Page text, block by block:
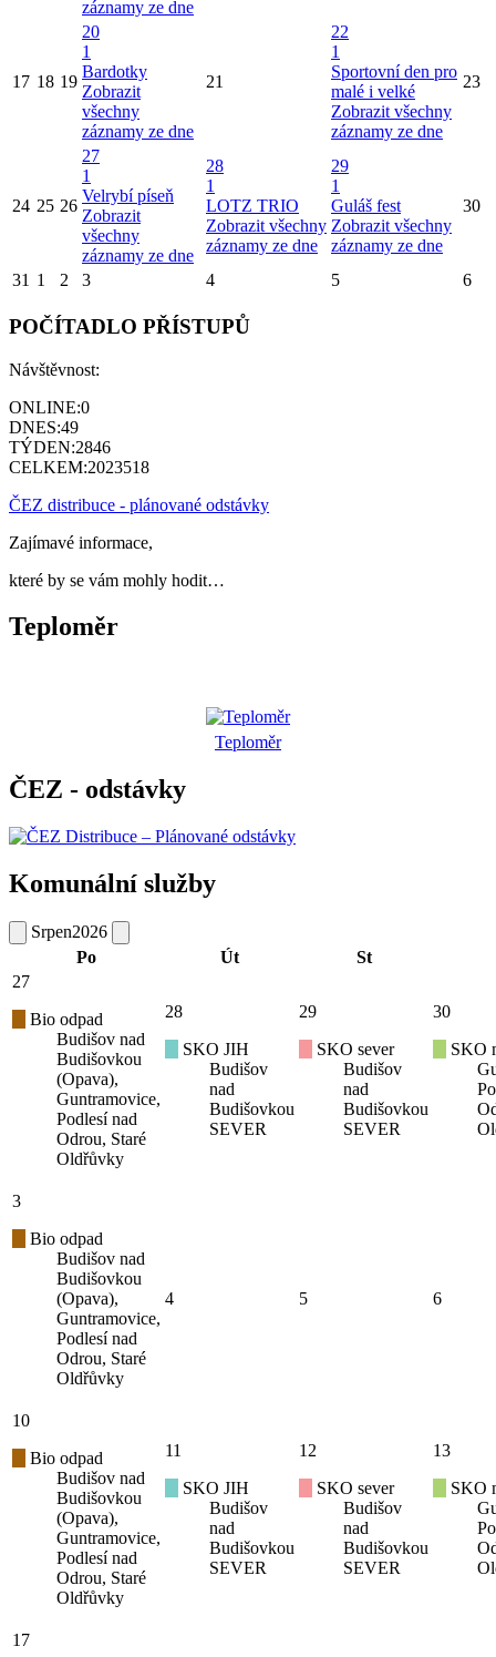
záznamy ze dne
17 18 19
20
1
Bardotky
Zobrazit
všechny
záznamy ze dne
21
22
1
Sportovní den pro
malé i velké
Zobrazit všechny
záznamy ze dne
23
24 25 26
27
1
Velrybí píseň
Zobrazit
všechny
záznamy ze dne
28
1
LOTZ TRIO
Zobrazit všechny
záznamy ze dne
29
1
Guláš fest
Zobrazit všechny
záznamy ze dne
30
31 1 2 3 4 5 6
POČÍTADLO PŘÍSTUPŮ
Návštěvnost:
ONLINE:0
DNES:49
TÝDEN:2846
CELKEM:2023518
ČEZ distribuce - plánované odstávky
Zajímavé informace,
které by se vám mohly hodit…
Teploměr
Teploměr
ČEZ - odstávky
Komunální služby
Srpen2026
Po
Út
St
27
Bio odpad
Budišov nad
Budišovkou
(Opava),
Guntramovice,
Podlesí nad
Odrou, Staré
Oldřůvky
28
SKO JIH
Budišov
nad
Budišovkou
SEVER
29
SKO sever
Budišov
nad
Budišovkou
SEVER
30
SKO
3
Bio odpad
Budišov nad
Budišovkou
(Opava),
Guntramovice,
Podlesí nad
Odrou, Staré
Oldřůvky
4 5 6
10
Bio odpad
Budišov nad
Budišovkou
(Opava),
Guntramovice,
Podlesí nad
Odrou, Staré
Oldřůvky
11
SKO JIH
Budišov
nad
Budišovkou
SEVER
12
SKO sever
Budišov
nad
Budišovkou
SEVER
13
SKO
17